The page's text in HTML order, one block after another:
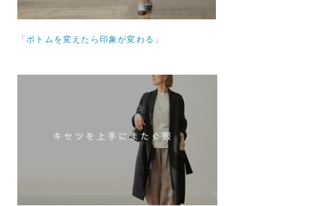
「ボトムを変えたら印象が変わる」